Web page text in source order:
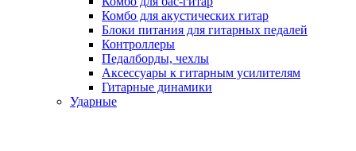
Комбо для акустических гитар
Блоки питания для гитарных педалей
Контроллеры
Педалборды, чехлы
Аксеcсуары к гитарным усилителям
Гитарные динамики
Ударные